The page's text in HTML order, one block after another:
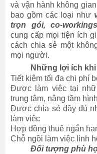
và vận hành không
bao gồm các loại như
trọn gói, co-
cung cấp mọi tiện ích
cách chia sẻ một
mọi người.
Những lợi ích
Tiết kiệm tối đa chi phí
Được làm việc tại
trung tâm, nâng tầm
Được chia sẻ đầy đủ
làm việc
Hợp đồng thuê ngắn
Chỗ ngồi làm việc linh
Đối tượng phù